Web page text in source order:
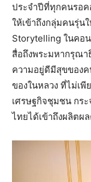
ประจำปีที่ทุกคนรอค
ให้เข้าถึงกลุ่มคนรุ่น
Storytelling ในคอ
สื่อถึงพระมหากรุณ
ความอยู่ดีมีสุขของ
ของในหลวง ที่ไม่เ
เศรษฐกิจชุมชน กร
ไทยได้เข้าถึงผลิต